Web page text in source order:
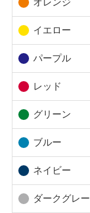
イエロー
パープル
レッド
グリーン
ブルー
ネイビー
ダークグレー